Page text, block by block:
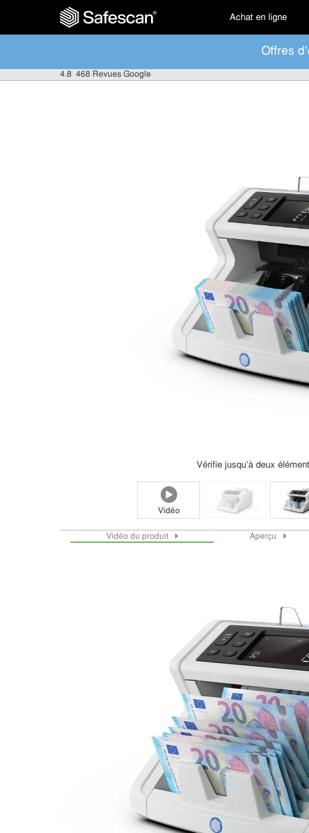
Achat en ligne
Offres
4.8 468 Revues Google
Vérifie jusqu'à deux
Vidéo
Vidéo du produit Aperçu